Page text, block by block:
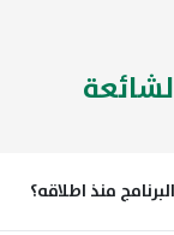
منذ اطلاقه؟